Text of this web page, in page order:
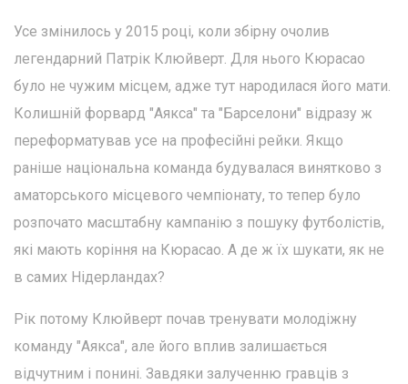
Усе змінилось у 2015 році, коли збірну очолив
легендарний Патрік Клюйверт. Для нього Кюрасао
було не чужим місцем, адже тут народилася його мати.
Колишній форвард "Аякса" та "Барселони" відразу ж
переформатував усе на професійні рейки. Якщо
раніше національна команда будувалася винятково з
аматорського місцевого чемпіонату, то тепер було
розпочато масштабну кампанію з пошуку футболістів,
які мають коріння на Кюрасао. А де ж їх шукати, як не
в самих Нідерландах?
Рік потому Клюйверт почав тренувати молодіжну
команду "Аякса", але його вплив залишається
відчутним і понині. Завдяки залученню гравців з